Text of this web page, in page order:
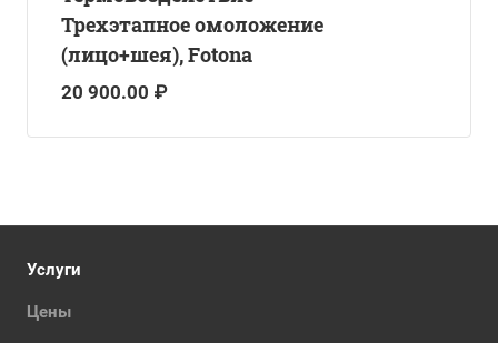
Трехэтапное омоложение
(лицо+шея), Fotona
20 900.00 ₽
Услуги
Цены